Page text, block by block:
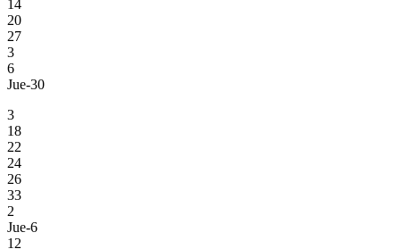
14
20
27
3
6
Jue-30
3
18
22
24
26
33
2
Jue-6
12